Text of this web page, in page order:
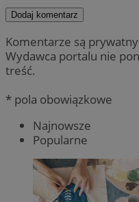
Dodaj komentarz
Komentarze są
Wydawca portalu nie
treść.
* pola obowiązkowe
Najnowsze
Popularne